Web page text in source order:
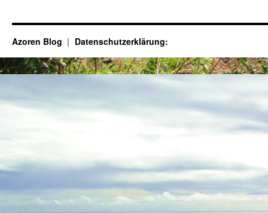
Azoren Blog Datenschutzerklärung: